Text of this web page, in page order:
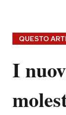
QUESTO
I